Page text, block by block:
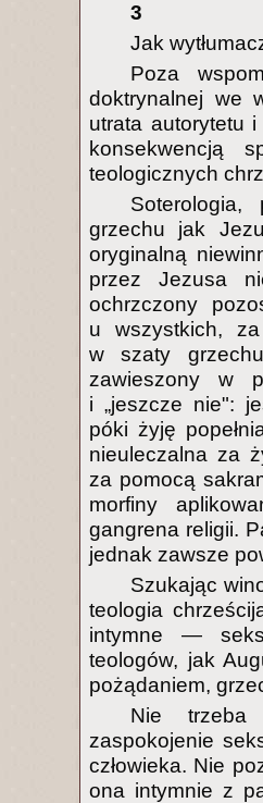
3
Jak
Poza
doktrynalnej we
utrata autorytetu
konsekwencją
teologicznych
Soterologia,
grzechu jak
oryginalną
przez Jezusa
ochrzczony
u wszystkich,
w szaty
zawieszony w
i „jeszcze nie":
póki żyję
nieuleczalna za
za pomocą
morfiny
gangrena religii.
jednak zawsze
Szukając
teologia
intymne —
teologów, jak
pożądaniem,
Nie trzeba
zaspokojenie
człowieka. Nie
ona intymnie z